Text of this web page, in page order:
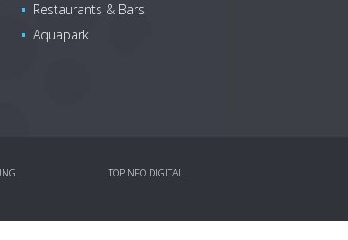
Restaurants & Bars
Aquapark
TOPINFO DIGITAL